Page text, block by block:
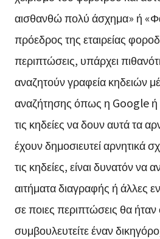
αισθανθώ πολύ άσχημα» ή
πρόεδρος της εταιρείας
περιπτώσεις, υπάρχει
αναζητούν γραφεία κηδειών
αναζήτησης όπως η Google ή
τις κηδείες να δουν αυτά τα
έχουν δημοσιευτεί αρνητικά
τις κηδείες, είναι δυνατόν να
αιτήματα διαγραφής ή άλλες
σε ποιες περιπτώσεις θα
συμβουλευτείτε έναν